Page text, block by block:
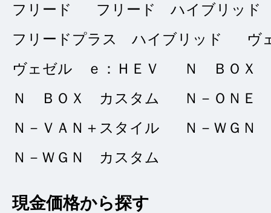
丁寧な対応で気持
した。週末のドラ
とうございました。
★★★★★
5点
タイトルなし
フリード
フリード ハイブリッド
フリードプラス ハイブリッド
ヴ
ヴェゼル ｅ：ＨＥＶ
Ｎ ＢＯＸ
Ｎ ＢＯＸ カスタム
Ｎ－ＯＮＥ
Ｎ－ＶＡＮ＋スタイル
Ｎ－ＷＧＮ
Ｎ－ＷＧＮ カスタム
現金価格から探す